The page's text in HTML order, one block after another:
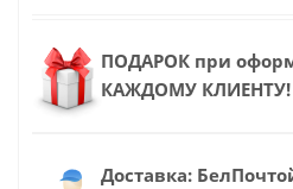
ПОДАРОК при
КАЖДОМУ КЛИЕНТУ!
Доставка: